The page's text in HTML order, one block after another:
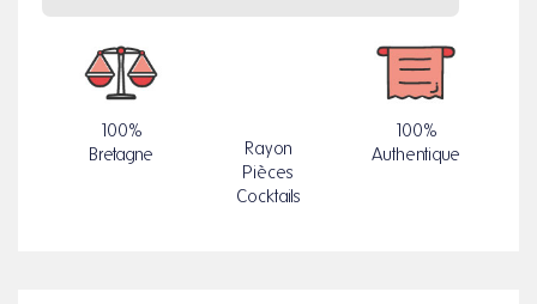
100%
Bretagne
Rayon
Pièces
Cocktails
100%
Authentique